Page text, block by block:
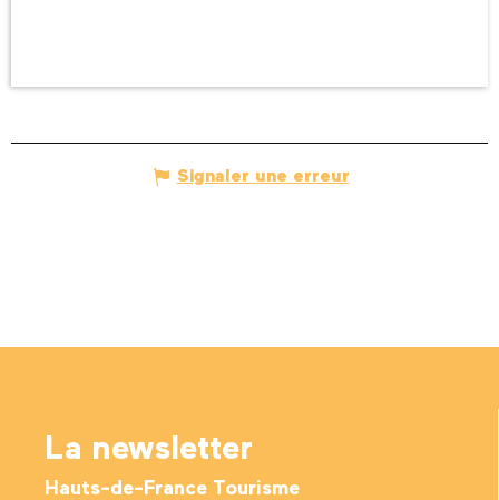
Signaler une erreur
La newsletter
Hauts-de-France Tourisme